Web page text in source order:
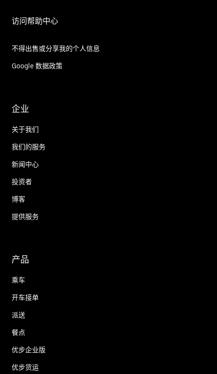
访问帮助中心
不得出售或分享我的个人信息
Google 数据政策
企业
关于我们
我们的服务
新闻中心
投资者
博客
提供服务
产品
乘车
开车接单
派送
餐点
优步企业版
优步货运